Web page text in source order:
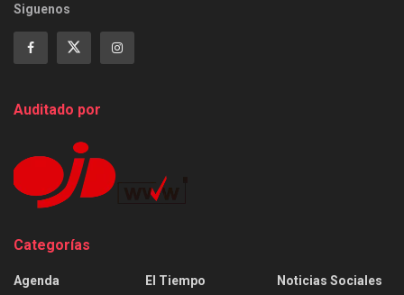
Siguenos
Auditado por
Categorías
Agenda
El Tiempo
Noticias Sociales